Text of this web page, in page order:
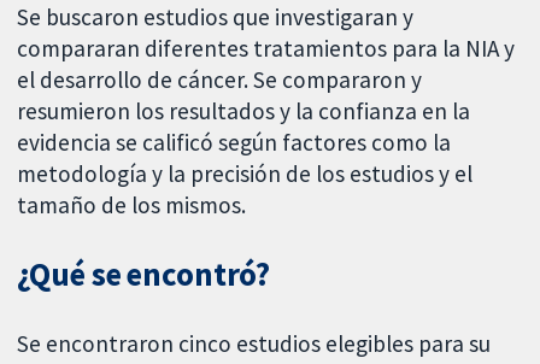
Se buscaron estudios que investigaran y
compararan diferentes tratamientos para la NIA y
el desarrollo de cáncer. Se compararon y
resumieron los resultados y la confianza en la
evidencia se calificó según factores como la
metodología y la precisión de los estudios y el
tamaño de los mismos.
¿Qué se encontró?
Se encontraron cinco estudios elegibles para su